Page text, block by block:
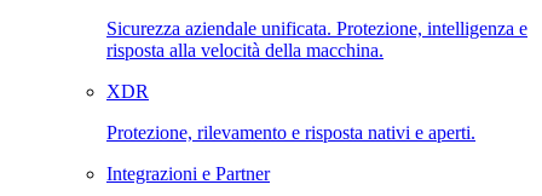
Sicurezza aziendale unificata. Protezione, intelligenza e
risposta alla velocità della macchina.
XDR
Protezione, rilevamento e risposta nativi e aperti.
Integrazioni e Partner